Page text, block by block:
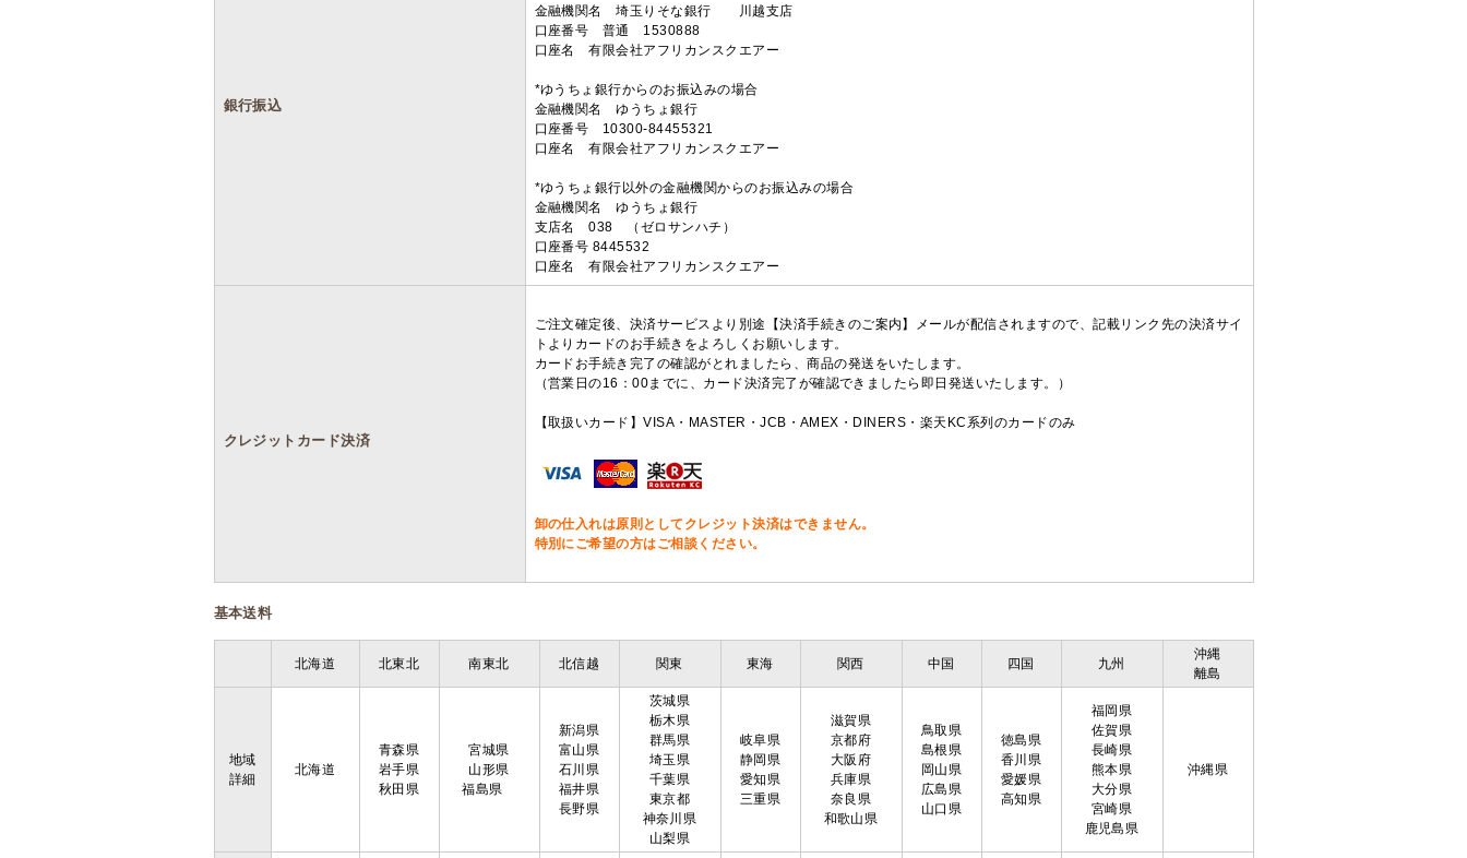
銀行振込
金融機関名 埼玉りそな銀行 川越支店
口座番号 普通 1530888
口座名 有限会社アフリカンスクエアー
*ゆうちょ銀行からのお振込みの場合
金融機関名 ゆうちょ銀行
口座番号 10300-84455321
口座名 有限会社アフリカンスクエアー
*ゆうちょ銀行以外の金融機関からのお振込みの場合
金融機関名 ゆうちょ銀行
支店名 038 （ゼロサンハチ）
口座番号 8445532
口座名 有限会社アフリカンスクエアー
クレジットカード決済
ご注文確定後、決済サービスより別途【決済手続きのご案内】メールが配信されますので、記載リンク先の決済サイ
トよりカードのお手続きをよろしくお願いします。
カードお手続き完了の確認がとれましたら、商品の発送をいたします。
（営業日の16：00までに、カード決済完了が確認できましたら即日発送いたします。）
【取扱いカード】VISA・MASTER・JCB・AMEX・DINERS・楽天KC系列のカードのみ
卸の仕入れは原則としてクレジット決済はできません。
特別にご希望の方はご相談ください。
基本送料
北海道 北東北 南東北 北信越 関東 東海 関西 中国 四国 九州
沖縄
離島
地域
詳細
北海道
青森県
岩手県
秋田県
宮城県
山形県
福島県
新潟県
富山県
石川県
福井県
長野県
茨城県
栃木県
群馬県
埼玉県
千葉県
東京都
神奈川県
山梨県
岐阜県
静岡県
愛知県
三重県
滋賀県
京都府
大阪府
兵庫県
奈良県
和歌山県
鳥取県
島根県
岡山県
広島県
山口県
徳島県
香川県
愛媛県
高知県
福岡県
佐賀県
長崎県
熊本県
大分県
宮崎県
鹿児島県
沖縄県